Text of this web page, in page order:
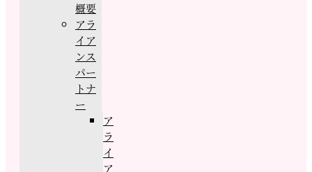
概要
アラ
イア
ンス
パー
トナ
ー
ア
ラ
イ
ア